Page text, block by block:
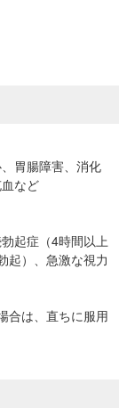
胃腸障害、消化
など
起症（4時間以上
起）、急激な視力
合は、直ちに服用